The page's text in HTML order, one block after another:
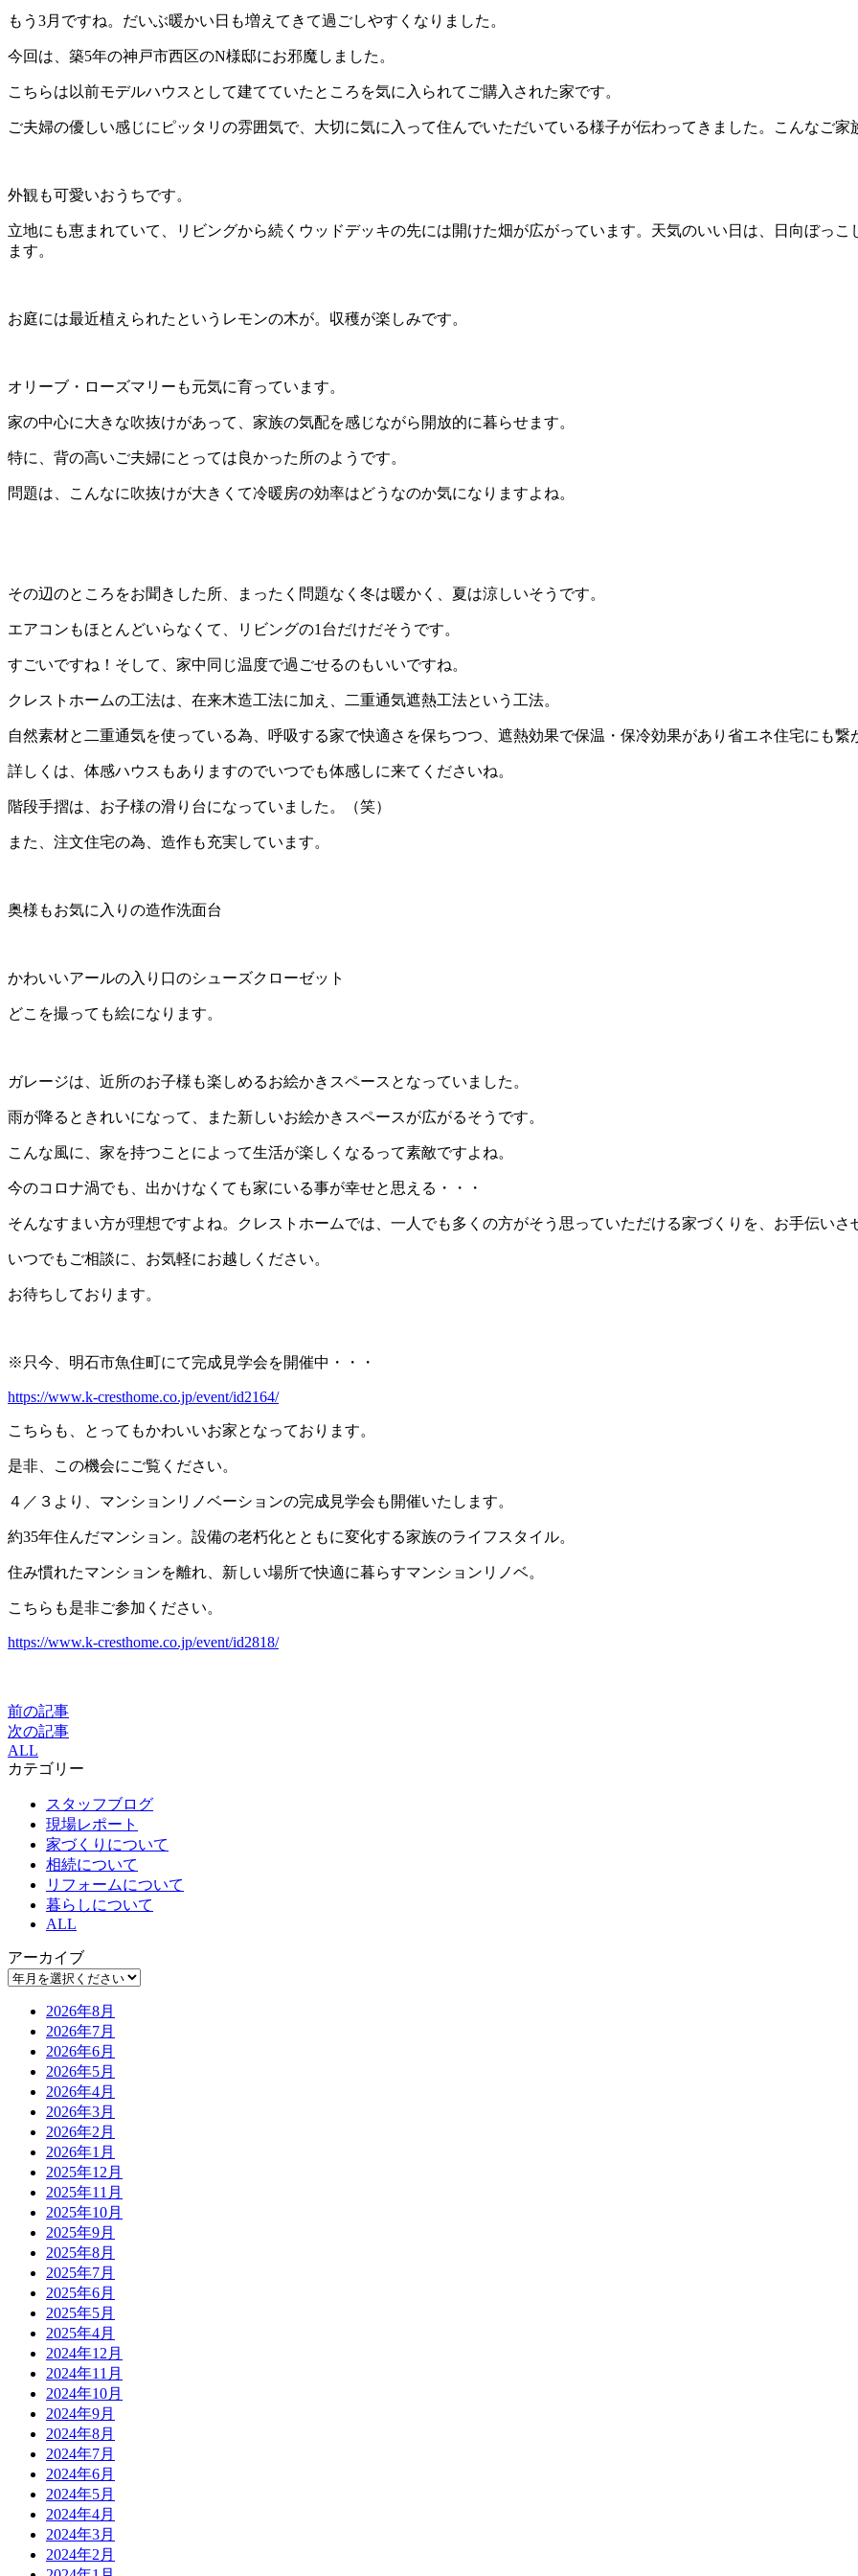
もう3月ですね。だいぶ暖かい日も増えてきて過ごしやすくなりました。
今回は、築5年の神戸市西区のN様邸にお邪魔しました。
こちらは以前モデルハウスとして建てていたところを気に入られてご購入された家です。
ご夫婦の優しい感じにピッタリの雰囲気で、大切に気に入って住んでいただいている様子が伝わってきました。こんなご
外観も可愛いおうちです。
立地にも恵まれていて、リビングから続くウッドデッキの先には開けた畑が広がっています。天気のいい日は、日向ぼっ
ます。
お庭には最近植えられたというレモンの木が。収穫が楽しみです。
オリーブ・ローズマリーも元気に育っています。
家の中心に大きな吹抜けがあって、家族の気配を感じながら開放的に暮らせます。
特に、背の高いご夫婦にとっては良かった所のようです。
問題は、こんなに吹抜けが大きくて冷暖房の効率はどうなのか気になりますよね。
その辺のところをお聞きした所、まったく問題なく冬は暖かく、夏は涼しいそうです。
エアコンもほとんどいらなくて、リビングの1台だけだそうです。
すごいですね！そして、家中同じ温度で過ごせるのもいいですね。
クレストホームの工法は、在来木造工法に加え、二重通気遮熱工法という工法。
自然素材と二重通気を使っている為、呼吸する家で快適さを保ちつつ、遮熱効果で保温・保冷効果があり省エネ住宅にも繋
詳しくは、体感ハウスもありますのでいつでも体感しに来てくださいね。
階段手摺は、お子様の滑り台になっていました。（笑）
また、注文住宅の為、造作も充実しています。
奥様もお気に入りの造作洗面台
かわいいアールの入り口のシューズクローゼット
どこを撮っても絵になります。
ガレージは、近所のお子様も楽しめるお絵かきスペースとなっていました。
雨が降るときれいになって、また新しいお絵かきスペースが広がるそうです。
こんな風に、家を持つことによって生活が楽しくなるって素敵ですよね。
今のコロナ渦でも、出かけなくても家にいる事が幸せと思える・・・
そんなすまい方が理想ですよね。クレストホームでは、一人でも多くの方がそう思っていただける家づくりを、お手伝いさ
いつでもご相談に、お気軽にお越しください。
お待ちしております。
※只今、明石市魚住町にて完成見学会を開催中・・・
https://www.k-cresthome.co.jp/event/id2164/
こちらも、とってもかわいいお家となっております。
是非、この機会にご覧ください。
４／３より、マンションリノベーションの完成見学会も開催いたします。
約35年住んだマンション。設備の老朽化とともに変化する家族のライフスタイル。
住み慣れたマンションを離れ、新しい場所で快適に暮らすマンションリノベ。
こちらも是非ご参加ください。
https://www.k-cresthome.co.jp/event/id2818/
前の記事
次の記事
ALL
カテゴリー
スタッフブログ
現場レポート
家づくりについて
相続について
リフォームについて
暮らしについて
ALL
アーカイブ
2026年8月
2026年7月
2026年6月
2026年5月
2026年4月
2026年3月
2026年2月
2026年1月
2025年12月
2025年11月
2025年10月
2025年9月
2025年8月
2025年7月
2025年6月
2025年5月
2025年4月
2024年12月
2024年11月
2024年10月
2024年9月
2024年8月
2024年7月
2024年6月
2024年5月
2024年4月
2024年3月
2024年2月